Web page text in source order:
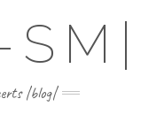
|blog|